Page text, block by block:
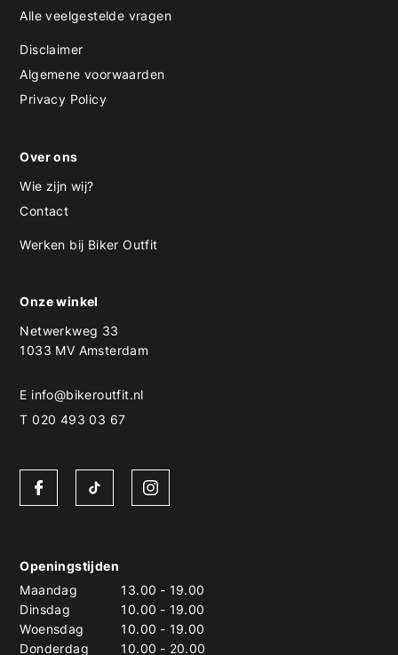
Alle veelgestelde vragen
Disclaimer
Algemene voorwaarden
Privacy Policy
Over ons
Wie zijn wij?
Contact
Werken bij Biker Outfit
Onze winkel
Netwerkweg 33
1033 MV Amsterdam
E info@bikeroutfit.nl
T 020 493 03 67
Openingstijden
Maandag
13.00 - 19.00
Dinsdag
10.00 - 19.00
Woensdag
10.00 - 19.00
Donderdag
10.00 - 20.00